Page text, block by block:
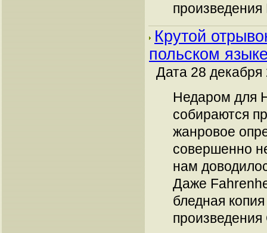
произведения
Крутой
польском
Дата 28 декабря
Недаром для
собираются
жанровое
совершенно
нам
Даже
бледная